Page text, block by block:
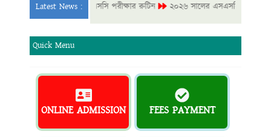
Latest News :
২০২৬ সালের এসএসসি পরীক্ষার রুটিন ২০২৬ সালের এসএসসি পরীক্ষার রুটিন
Quick Menu
ONLINE ADMISSION FEES PAYMENT